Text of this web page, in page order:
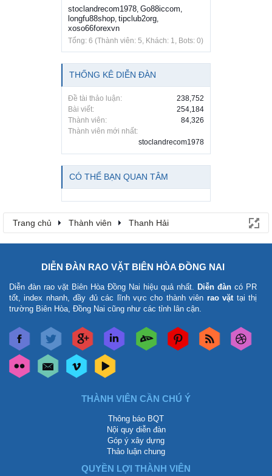
stoclandrecom1978, Go88iccom,
longfu88shop, tipclub2org,
xoso66forexvn
Tổng: 6 (Thành viên: 5, Khách: 1, Bots: 0)
THỐNG KÊ DIỄN ĐÀN
Đề tài thảo luận:
238,752
Bài viết:
254,184
Thành viên:
84,326
Thành viên mới nhất:
stoclandrecom1978
CÓ THỂ BẠN QUAN TÂM
Trang chủ Thành viên Thanh Hải
DIỄN ĐÀN RAO VẶT BIÊN HÒA ĐỒNG NAI
Diễn đàn rao vặt Biên Hòa Đồng Nai hiệu quả nhất. Diễn đàn có PR
tốt, index nhanh, đầy đủ các lĩnh vực cho thành viên rao vặttại thị
trường Biên Hòa, Đồng Nai cũng như các tỉnh lân cận.
THÀNH VIÊN CẦN CHÚ Ý
Thông báo BQT
Nội quy diễn đàn
Góp ý xây dựng
Thảo luận chung
QUYỀN LỢI THÀNH VIÊN